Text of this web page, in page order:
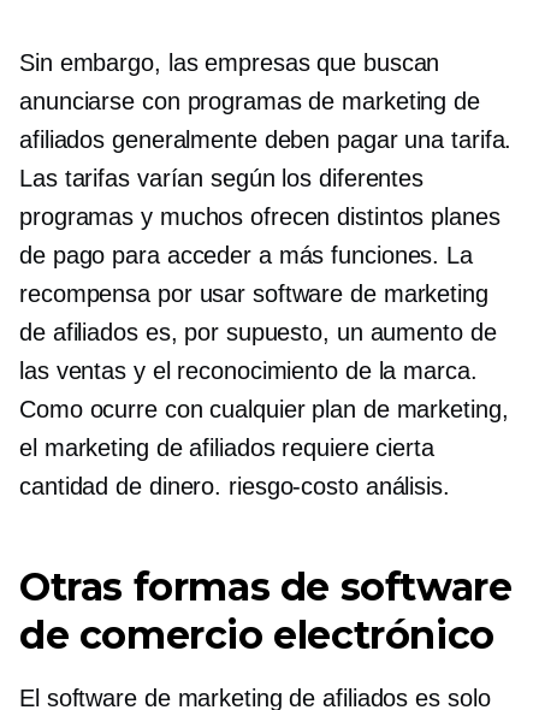
Sin embargo, las empresas que buscan
anunciarse con programas de marketing de
afiliados generalmente deben pagar una tarifa.
Las tarifas varían según los diferentes
programas y muchos ofrecen distintos planes
de pago para acceder a más funciones. La
recompensa por usar software de marketing
de afiliados es, por supuesto, un aumento de
las ventas y el reconocimiento de la marca.
Como ocurre con cualquier plan de marketing,
el marketing de afiliados requiere cierta
cantidad de dinero. riesgo-costoanálisis.
Otras formas de software
de comercio electrónico
El software de marketing de afiliados es solo